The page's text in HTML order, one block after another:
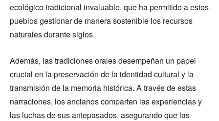
ecológico tradicional invaluable, que ha permitido a estos
pueblos gestionar de manera sostenible los recursos
naturales durante siglos.
Además, las tradiciones orales desempeñan un papel
crucial en la preservación de la identidad cultural y la
transmisión de la memoria histórica. A través de estas
narraciones, los ancianos comparten las experiencias y
las luchas de sus antepasados, asegurando que las